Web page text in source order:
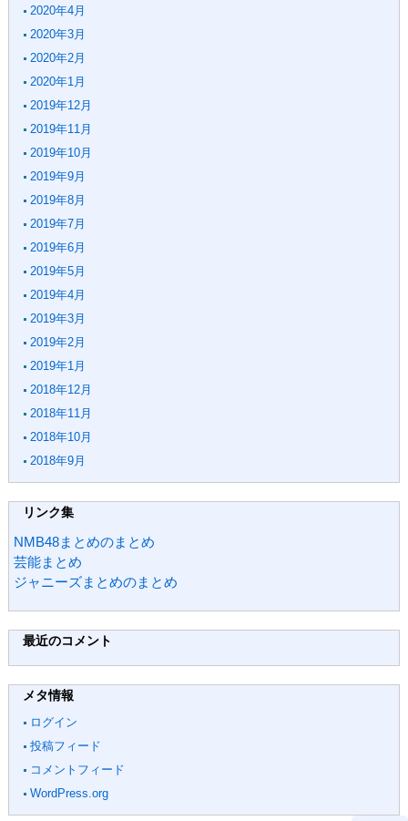
2020年4月
2020年3月
2020年2月
2020年1月
2019年12月
2019年11月
2019年10月
2019年9月
2019年8月
2019年7月
2019年6月
2019年5月
2019年4月
2019年3月
2019年2月
2019年1月
2018年12月
2018年11月
2018年10月
2018年9月
リンク集
NMB48まとめのまとめ
芸能まとめ
ジャニーズまとめのまとめ
最近のコメント
メタ情報
ログイン
投稿フィード
コメントフィード
WordPress.org